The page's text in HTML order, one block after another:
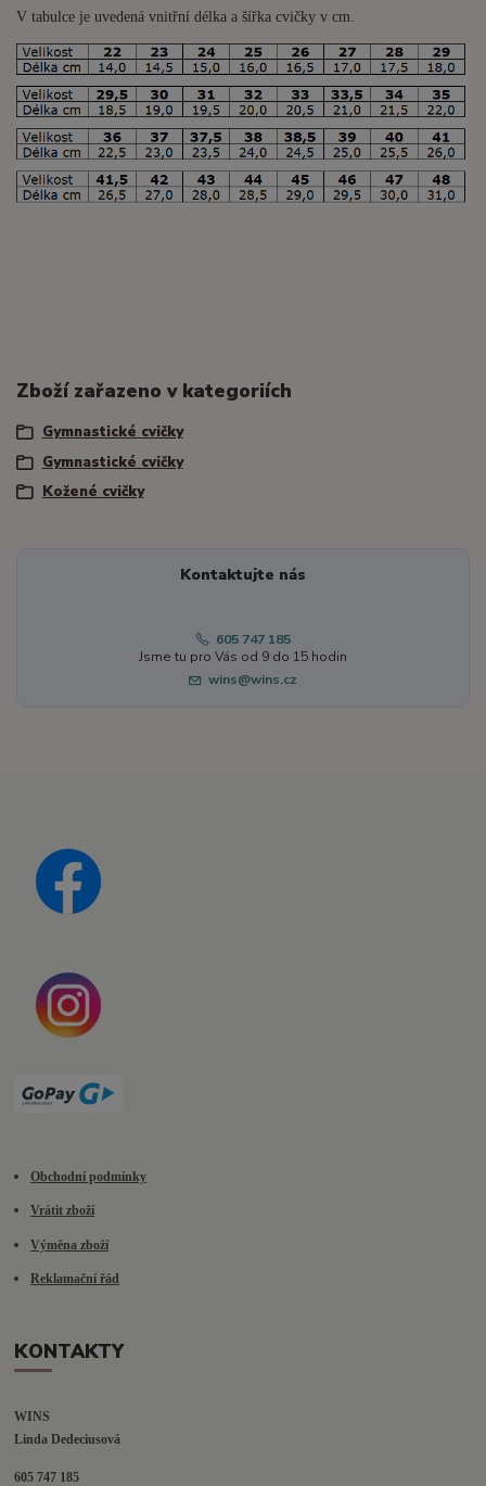
V tabulce je uvedená vnitřní délka a šířka cvičky v cm.
Zboží zařazeno v kategoriích
Gymnastické cvičky
Gymnastické cvičky
Kožené cvičky
Kontaktujte nás
605 747 185
Jsme tu pro Vás od 9 do 15 hodin
wins@wins.cz
Obchodní podmínky
Vrátit zboží
Výměna zboží
Reklamační řád
KONTAKTY
WINS
Linda Dedeciusová
605 747 185